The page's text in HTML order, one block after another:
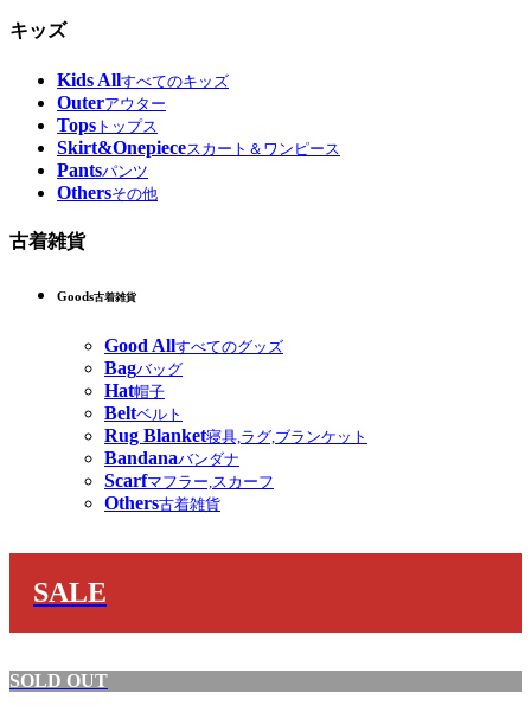
キッズ
Kids Allすべてのキッズ
Outerアウター
Tops トップス
Skirt&Onepieceスカート＆ワンピース
Pantsパンツ
Othersその他
古着雑貨
Goods古着雑貨
Good Allすべてのグッズ
Bagバッグ
Hat帽子
Beltベルト
Rug Blanket寝具,ラグ,ブランケット
Bandanaバンダナ
Scarfマフラー,スカーフ
Others古着雑貨
SALE
SOLD OUT